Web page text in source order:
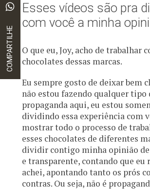
COMPARTILHE
Esses vídeos são pra
com você a minha
O que eu, Joy, acho de trabalhar
chocolates dessas marcas.
Eu sempre gosto de deixar bem
não estou fazendo qualquer tipo
propaganda aqui, eu estou
dividindo essa experiência com
mostrar todo o processo de
esses chocolates de diferentes
dividir contigo minha opinião
e transparente, contando que eu
achei, apontando tanto os prós
contras. Ou seja, não é